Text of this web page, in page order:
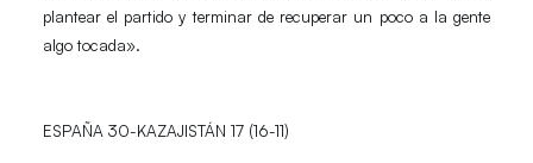
plantear el partido y terminar de recuperar un poco a la gente
algo tocada».
ESPAÑA 30-KAZAJISTÁN 17 (16-11)